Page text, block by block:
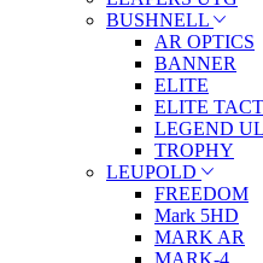
BUSHNELL
AR OPTICS
BANNER
ELITE
ELITE
LEGEND
TROPHY
LEUPOLD
FREEDOM
Mark 5HD
MARK AR
MARK-4